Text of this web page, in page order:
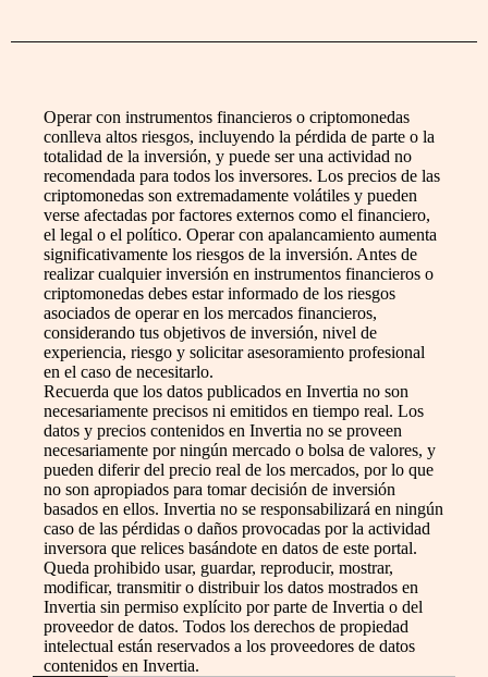
Operar con instrumentos financieros o criptomonedas
conlleva altos riesgos, incluyendo la pérdida de parte o la
totalidad de la inversión, y puede ser una actividad no
recomendada para todos los inversores. Los precios de las
criptomonedas son extremadamente volátiles y pueden
verse afectadas por factores externos como el financiero,
el legal o el político. Operar con apalancamiento aumenta
significativamente los riesgos de la inversión. Antes de
realizar cualquier inversión en instrumentos financieros o
criptomonedas debes estar informado de los riesgos
asociados de operar en los mercados financieros,
considerando tus objetivos de inversión, nivel de
experiencia, riesgo y solicitar asesoramiento profesional
en el caso de necesitarlo.
Recuerda que los datos publicados en Invertia no son
necesariamente precisos ni emitidos en tiempo real. Los
datos y precios contenidos en Invertia no se proveen
necesariamente por ningún mercado o bolsa de valores, y
pueden diferir del precio real de los mercados, por lo que
no son apropiados para tomar decisión de inversión
basados en ellos. Invertia no se responsabilizará en ningún
caso de las pérdidas o daños provocadas por la actividad
inversora que relices basándote en datos de este portal.
Queda prohibido usar, guardar, reproducir, mostrar,
modificar, transmitir o distribuir los datos mostrados en
Invertia sin permiso explícito por parte de Invertia o del
proveedor de datos. Todos los derechos de propiedad
intelectual están reservados a los proveedores de datos
contenidos en Invertia.